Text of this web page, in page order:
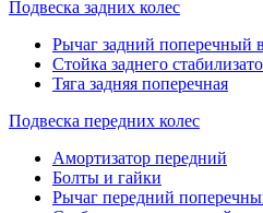
Подвеска задних колес
Рычаг задний поперечный
Стойка заднего
Тяга задняя поперечная
Подвеска передних колес
Амортизатор передний
Болты и гайки
Рычаг передний